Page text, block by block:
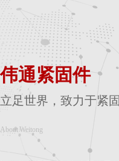
伟通紧固件
立足世界，致力于紧
About Weitong